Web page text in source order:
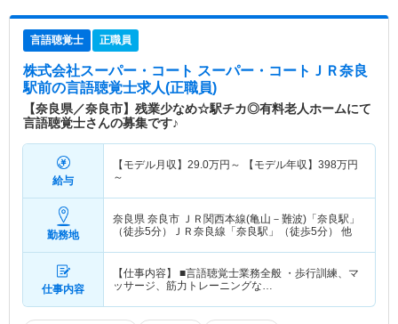
言語聴覚士 正職員
株式会社スーパー・コート スーパー・コートＪＲ奈良
駅前の言語聴覚士求人(正職員)
【奈良県／奈良市】残業少なめ☆駅チカ◎有料老人ホームにて
言語聴覚士さんの募集です♪
給与
【モデル月収】 29.0万円～ 【モデル年収】 398万円
～
勤務地
奈良県 奈良市 ＪＲ関西本線(亀山－難波)「奈良駅」
（徒歩5分）ＪＲ奈良線「奈良駅」（徒歩5分） 他
仕事内容
【仕事内容】 ■言語聴覚士業務全般 ・歩行訓練、マ
ッサージ、筋力トレーニングな…